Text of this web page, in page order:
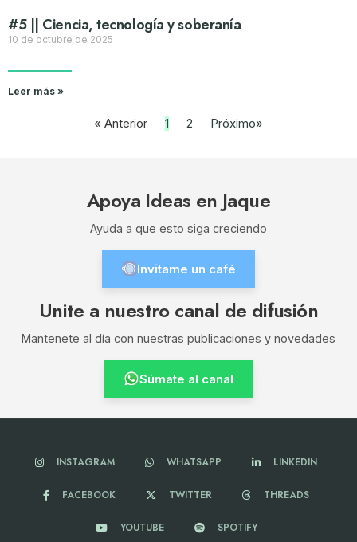
#5 || Ciencia, tecnología y soberanía
10 de octubre de 2025
Leer más »
« Anterior 1 2 Próximo»
Apoya Ideas en Jaque
Ayuda a que esto siga creciendo
Invitame un café
Unite a nuestro canal de difusión
Mantenete al día con nuestras publicaciones y novedades
Súmate al canal
INSTAGRAM WHATSAPP LINKEDIN
FACEBOOK TWITTER THREADS
YOUTUBE SPOTIFY